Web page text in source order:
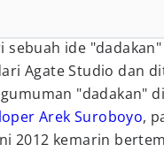
sebuah ide
Agate Studio dan
"dadakan"
Arek Suroboyo,
2012 kemarin